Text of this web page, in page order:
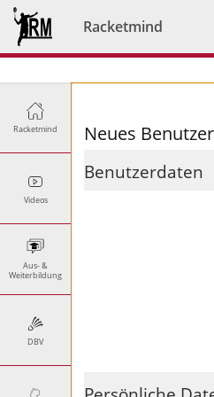
Racketmind
Racketmind
Videos
Aus- &
Weiterbildung
DBV
Neues
Benutzerdaten